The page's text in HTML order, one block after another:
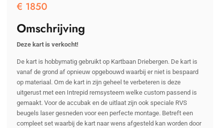
€ 1850
Omschrijving
Deze kart is verkocht!
De kart is hobbymatig gebruikt op Kartbaan Driebergen. De kart is
vanaf de grond af opnieuw opgebouwd waarbij er niet is bespaard
op materiaal. Om de kart in zijn geheel te verbeteren is deze
uitgerust met een Intrepid remsysteem welke custom passend is
gemaakt. Voor de accubak en de uitlaat zijn ook speciale RVS
beugels laser gesneden voor een perfecte montage. Betreft een
compleet set waarbij de kart naar wens afgesteld kan worden door